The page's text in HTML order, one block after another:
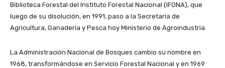
Biblioteca Forestal del Instituto Forestal Nacional (IFONA), que
luego de su disolución, en 1991, paso a la Secretaria de
Agricultura, Ganadería y Pesca hoy Ministerio de Agroindustria.
La Administración Nacional de Bosques cambio su nombre en
1968, transformándose en Servicio Forestal Nacional y en 1969